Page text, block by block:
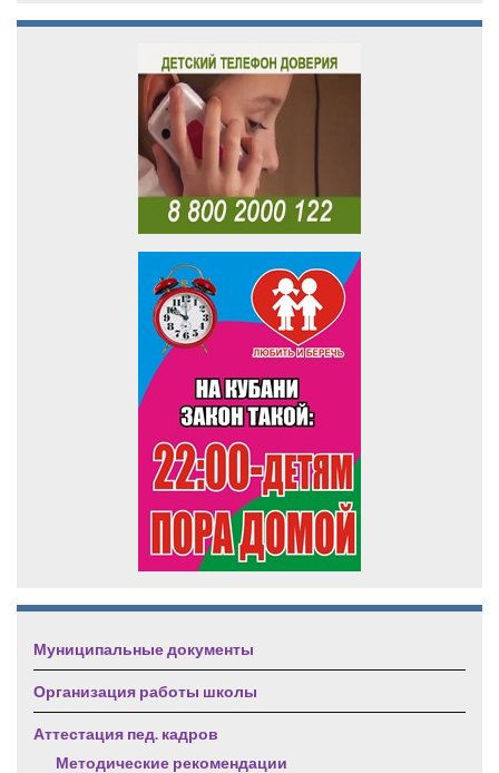
Муниципальные документы
Организация работы школы
Аттестация пед. кадров
Методические рекомендации